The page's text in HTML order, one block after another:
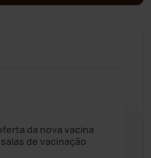
da nova vacina
de vacinação